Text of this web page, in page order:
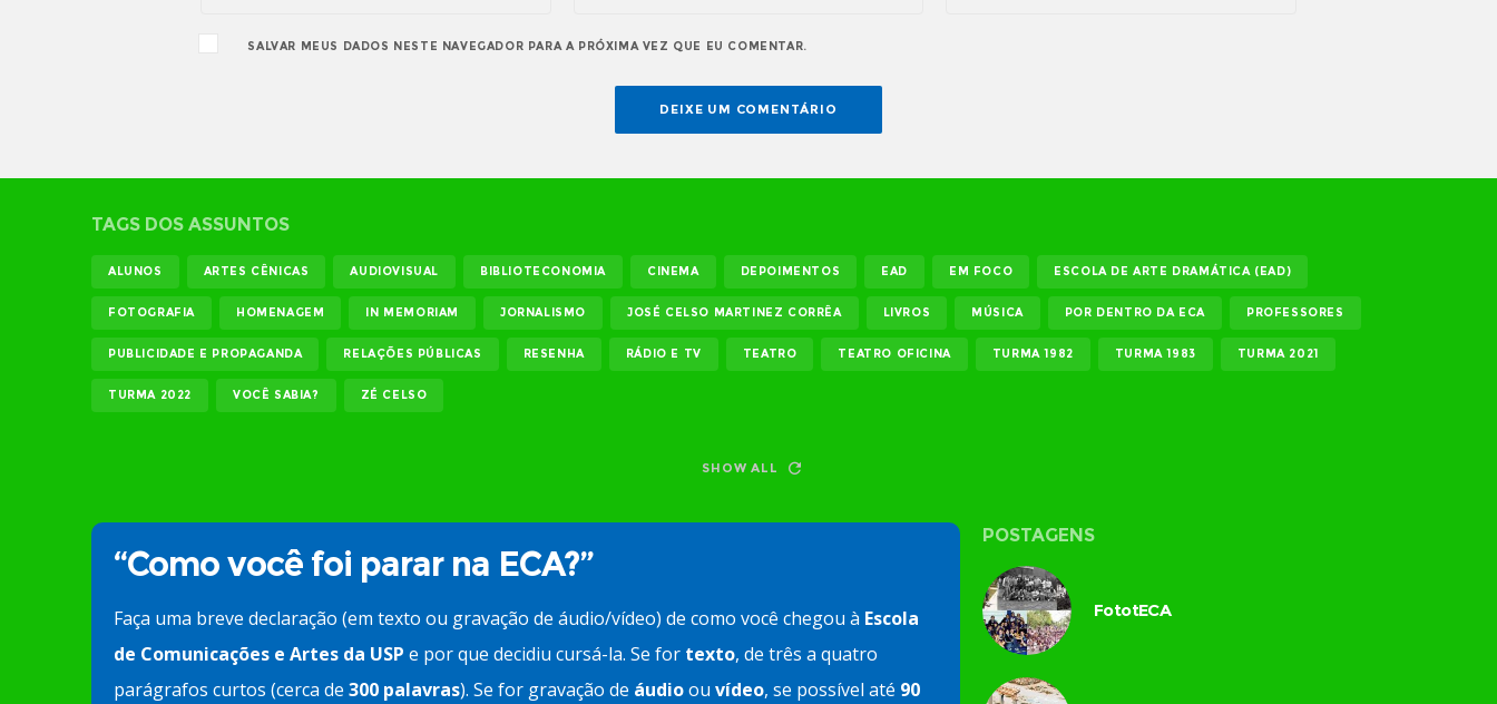
SALVAR MEUS DADOS NESTE NAVEGADOR PARA A PRÓXIMA VEZ QUE EU COMENTAR.
TAGS DOS ASSUNTOS
ALUNOS ARTES CÊNICAS AUDIOVISUAL BIBLIOTECONOMIA CINEMA DEPOIMENTOS EAD EM FOCO ESCOLA DE ARTE DRAMÁTICA (EAD)
FOTOGRAFIA HOMENAGEM IN MEMORIAM JORNALISMO JOSÉ CELSO MARTINEZ CORRÊA LIVROS MÚSICA POR DENTRO DA ECA PROFESSORES
PUBLICIDADE E PROPAGANDA RELAÇÕES PÚBLICAS RESENHA RÁDIO E TV TEATRO TEATRO OFICINA TURMA 1982 TURMA 1983 TURMA 2021
TURMA 2022 VOCÊ SABIA? ZÉ CELSO
SHOW ALL
“Como você foi parar na ECA?”
Faça uma breve declaração (em texto ou gravação de áudio/vídeo) de como você chegou à Escola
de Comunicações e Artes da USP e por que decidiu cursá-la. Se for texto, de três a quatro
parágrafos curtos (cerca de 300 palavras). Se for gravação de áudioou vídeo, se possível até 90
POSTAGENS
FototECA